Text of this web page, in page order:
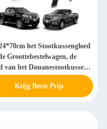
het Stootkussengloed
Groottebestelwagen, de
van het Douanestootkussen
NP300
Krijg Beste Prijs